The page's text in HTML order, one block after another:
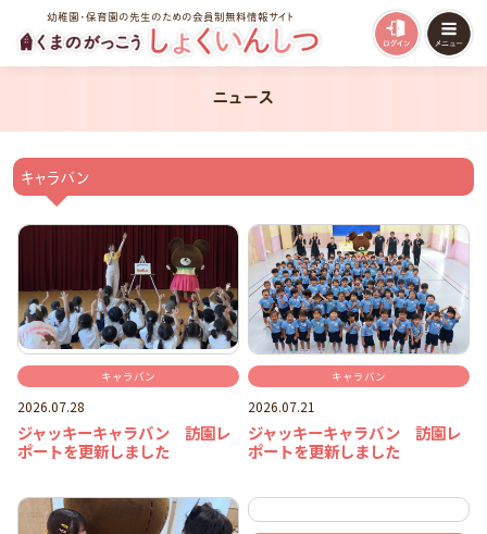
幼稚園・保育園の先生のための会員制無料情報サイト
ニュース
キャラバン
キャラバン
2026.07.28
ジャッキーキャラバン 訪園レ
ポートを更新しました
キャラバン
2026.07.21
ジャッキーキャラバン 訪園レ
ポートを更新しました